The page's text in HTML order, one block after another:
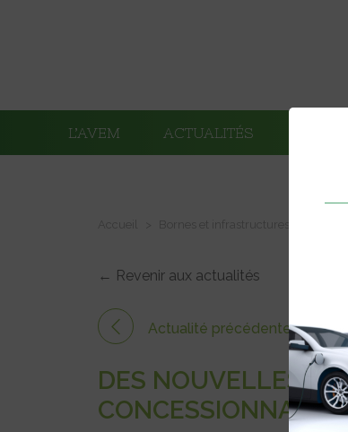
L’AVEM ACTUALITÉS
← Revenir aux actualités
Actualité précédente
DES NOUVELLES